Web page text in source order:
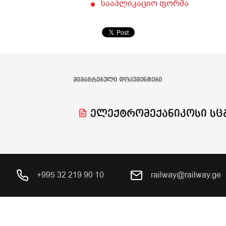
სააპლიკაციო ფორმა
ᲛᲘᲛᲐᲒᲠᲔᲑᲣᲚᲘ ᲓᲝᲙᲣᲛᲔᲜᲢᲔᲑᲘ
ელექტრომექანიკოსი
+995 32 219 90 10 railway@railway.ge